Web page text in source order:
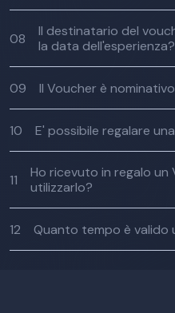
08
Il destinatario del
la data dell'esperienza?
09 Il Voucher è
10 E' possibile regalare
11
Ho ricevuto in regalo un
utilizzarlo?
12 Quanto tempo è valido